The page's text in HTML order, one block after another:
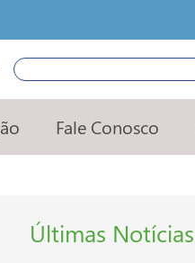
Pesquisar
Fale Conosco
Últimas Notícias